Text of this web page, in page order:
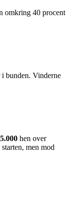
omkring 40 procent
bunden. Vinderne
hen over
men mod